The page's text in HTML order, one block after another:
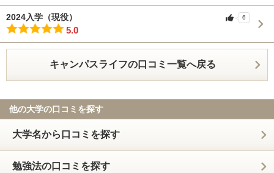
2024入学（現役）
5.0
6
キャンパスライフの口コミ一覧へ戻る
他の大学の口コミを探す
大学名から口コミを探す
勉強法の口コミを探す